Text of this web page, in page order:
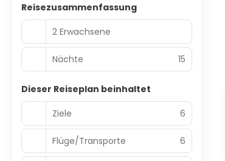
Reisezusammenfassung
2 Erwachsene
Nächte 15
Dieser Reiseplan beinhaltet
Ziele
6
Flüge/Transporte 6